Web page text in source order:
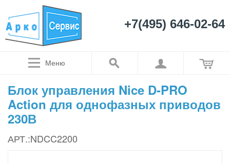
+7(495) 646-02-64
Меню
Блок управления Nice D-PRO
Action для однофазных приводов
230В
АРТ.:NDCC2200